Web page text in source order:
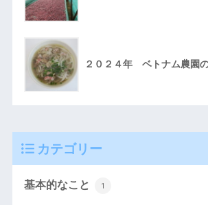
２０２４年 ベトナム農園
カテゴリー
基本的なこと 1